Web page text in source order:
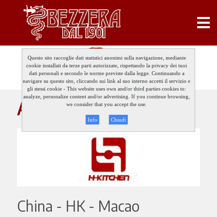
Questo sito raccoglie dati statistici anonimi sulla navigazione, mediante
cookie installati da terze parti autorizzate, rispettando la privacy dei tuoi
dati personali e secondo le norme previste dalla legge. Continuando a
navigare su questo sito, cliccando sui link al suo interno accetti il servizio e
gli stessi cookie - This website uses own and/or third parties cookies to:
analyze, personalize content and/or advertising. If you continue browsing,
we consider that you accept the use.
Info Chiudi
ASIA
China - HK - Macao